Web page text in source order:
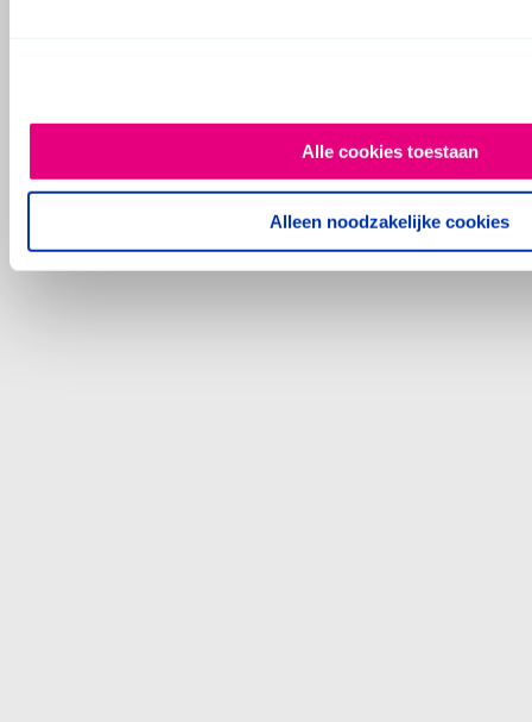
Alle cookies toestaan
Alleen noodzakelijke cookies